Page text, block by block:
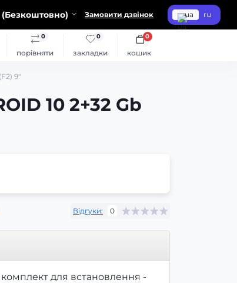
Замовити дзвінок ua ru
порівняти
0
закладки
0
кошик
0
9"
10 2+32 Gb
Відгуки: 0
для встановлення -